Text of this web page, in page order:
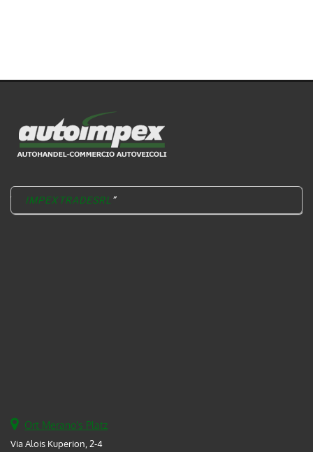
IMPEXTRADESRL
Ort Merano's Platz
Via Alois Kuperion, 2-4